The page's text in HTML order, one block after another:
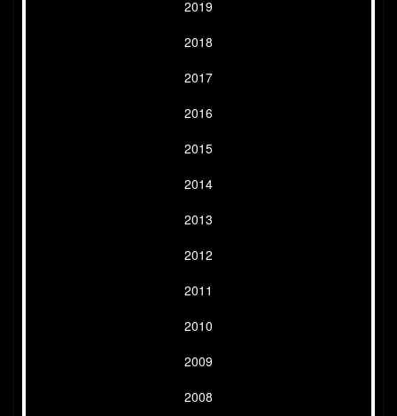
2019
2018
2017
2016
2015
2014
2013
2012
2011
2010
2009
2008